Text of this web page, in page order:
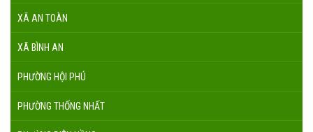
XÃ AN TOÀN
XÃ BÌNH AN
PHƯỜNG HỘI PHÚ
PHƯỜNG THỐNG NHẤT